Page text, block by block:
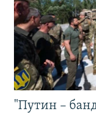
"Путин –